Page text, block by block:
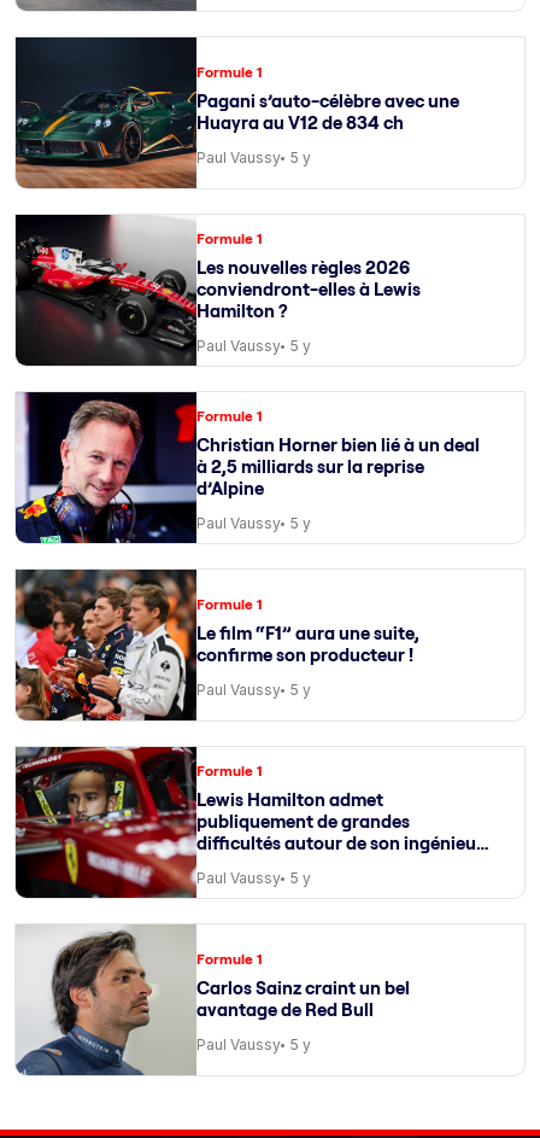
Formule 1
Pagani s’auto-célèbre avec une
Huayra au V12 de 834 ch
Paul Vaussy 5 y
Formule 1
Les nouvelles règles 2026
conviendront-elles à Lewis
Hamilton ?
Paul Vaussy 5 y
Formule 1
Christian Horner bien lié à un deal
à 2,5 milliards sur la reprise
d’Alpine
Paul Vaussy 5 y
Formule 1
Le film “F1” aura une suite,
confirme son producteur !
Paul Vaussy 5 y
Formule 1
Lewis Hamilton admet
publiquement de grandes
difficultés autour de son ingénieur
Paul Vaussy 5 y
Formule 1
Carlos Sainz craint un bel
avantage de Red Bull
Paul Vaussy 5 y